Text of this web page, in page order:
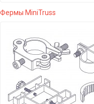
Фермы MiniTruss